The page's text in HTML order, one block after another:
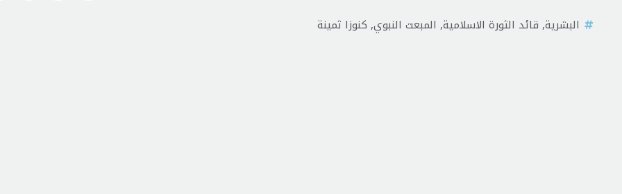
البشرية, قائد الثورة الاسلامية, المبعث النبوي, كنوزا ثمينة